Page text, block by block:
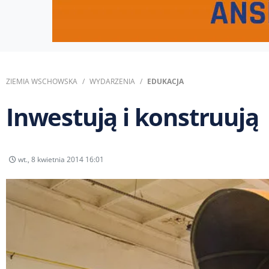
ZIEMIA WSCHOWSKA WYDARZENIA EDUKACJA
Inwestują i konstruują
wt., 8 kwietnia 2014 16:01